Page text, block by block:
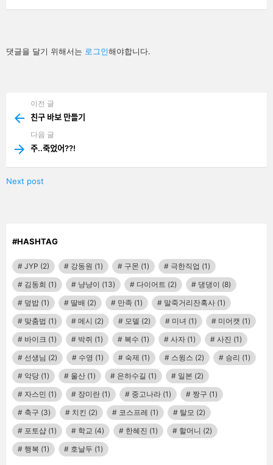
답
글
댓글을 달기 위해서는 로그인해야합니다.
more
이전 글
친구 바보 만들기
다음 글
주..죽었어??!
Next post
#HASHTAG
JYP (2) 강동원 (1) 구몬 (1) 극한직업 (1)
김동희 (1) 냥냥이 (13) 다이어트 (2) 댕댕이 (8)
덮밥 (1) 딸배 (2) 만족 (1) 말죽거리잔혹사 (1)
맞춤법 (1) 메시 (2) 모델 (2) 미녀 (1) 미어캣 (1)
바이크 (1) 박쥐 (1) 복수 (1) 사자 (1) 사진 (1)
선생님 (2) 수영 (1) 숙제 (1) 스윙스 (2) 승리 (1)
악당 (1) 울산 (1) 은하수길 (1) 일본 (2)
자스민 (1) 장미란 (1) 중고나라 (1) 짱구 (1)
축구 (3) 치킨 (2) 코스프레 (1) 탈모 (2)
포토샵 (1) 학교 (4) 한혜진 (1) 할머니 (2)
행복 (1) 호날두 (1)